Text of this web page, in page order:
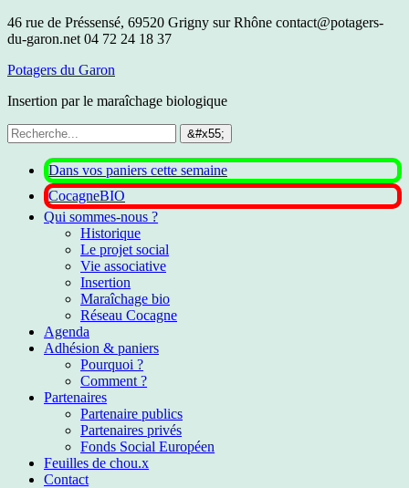
46 rue de Préssensé, 69520 Grigny sur Rhône contact@potagers-
du-garon.net 04 72 24 18 37
Potagers du Garon
Insertion par le maraîchage biologique
Dans vos paniers cette semaine
CocagneBIO
Qui sommes-nous ?
Historique
Le projet social
Vie associative
Insertion
Maraîchage bio
Réseau Cocagne
Agenda
Adhésion & paniers
Pourquoi ?
Comment ?
Partenaires
Partenaire publics
Partenaires privés
Fonds Social Européen
Feuilles de chou.x
Contact